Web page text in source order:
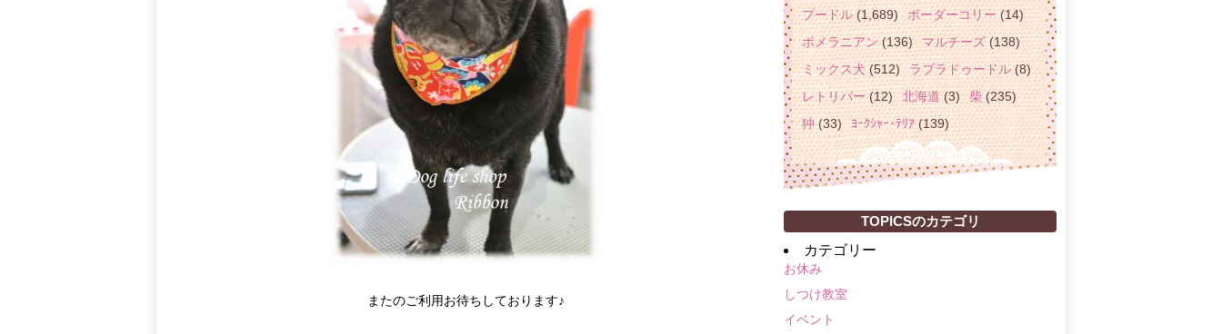
またのご利用お待ちしております♪
プードル(1,689) ボーダーコリー(14)
ポメラニアン(136) マルチーズ(138)
ミックス犬(512) ラブラドゥードル (8)
レトリバー(12) 北海道(3) 柴(235)
狆(33) ﾖｰｸｼｬｰ･ﾃﾘｱ(139)
TOPICSのカテゴリ
カテゴリー
お休み
しつけ教室
イベント